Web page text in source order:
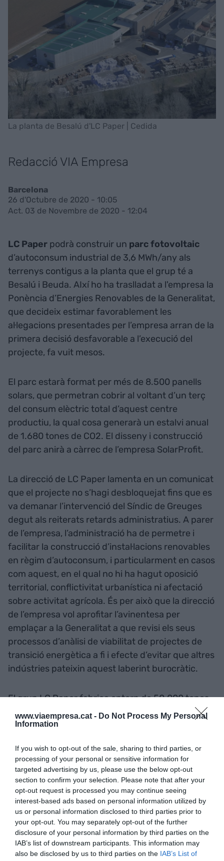
www.viaempresa.cat - Do Not Process My Personal
Information
If you wish to opt-out of the sale, sharing to third parties, or
processing of your personal or sensitive information for
targeted advertising by us, please use the below opt-out
section to confirm your selection. Please note that after your
opt-out request is processed you may continue seeing
interest-based ads based on personal information utilized by
us or personal information disclosed to third parties prior to
your opt-out. You may separately opt-out of the further
disclosure of your personal information by third parties on the
IAB’s list of downstream participants. This information may
also be disclosed by us to third parties on the IAB’s List of
La planta de Besalú d'LC Paper | Cedida
Redacció VIA Empresa
Barcelona
26 d'Octubre de 2020 - 10:05
Act. 03 de Novembre de 2020 - 12:04
LC Paper podrà construir un parc fotovoltaic
d’autoconsum industrial de 3,6 MWh/any als
terrenys contigus a la planta que el grup té a
Besalú i Beuda. AIxí ho ha traslladat a l'empresa la
Ponència d’Energies Renovables de la Generalitat,
que decideix estimar favorablement les
al·legacions presentades per l’empresa arran de la
primera decisió desfavorable a l’execució del
projecte, fa vuit mesos.
El parc estarà format per més de 8.500 panells
solars, que permetran cobrir al voltant d’un terç
del consum elèctric total d’aquest centre
productiu, la qual cosa generarà un estalvi anual
de 1.680 tones de CO2. El disseny i construcció
del parc anirà a càrrec de l’empresa SolarProfit.
La direcció de LC Paper lamenta en un comunicat
que el projecte no s’hagi desbloquejat fins que es
va demanar l’intervenció del Síndic de Greuges
degut als reiterats retards administratius. A parer
de l’empresa, l’administració ha de permetre i
facilitar la construcció d’instal·lacions renovables
en règim d’autoconsum, i particularment en casos
com aquest, en el qual no hi ha hagut oposició
territorial, conflictivitat urbanística ni afectació
sobre activitat agrícola. És per això que la direcció
de l’empresa vol aprofitar l’avinentesa per
emplaçar a la Generalitat a que revisi els seus
processos d’anàlisi de viabilitat de projectes de
transició energètica a fi i efecte d’evitar que altres
indústries pateixin aquest laberint burocràtic.
El grup LC Paper fabrica entorn de 50.000 tones
anuals de paper i derivats a dos centres
productius de la província de Girona, sota criteris
d’aquesta producció s’exporta a 40 països de
quatre continents. Sota la marca comercial
Dalia®, l’empresa comercialitza derivats del tissú
ecològics als canals de col·lectivitats i gran
consum.
AfegirVIA Empresacom a font preferida de
Google de forma gratuïta